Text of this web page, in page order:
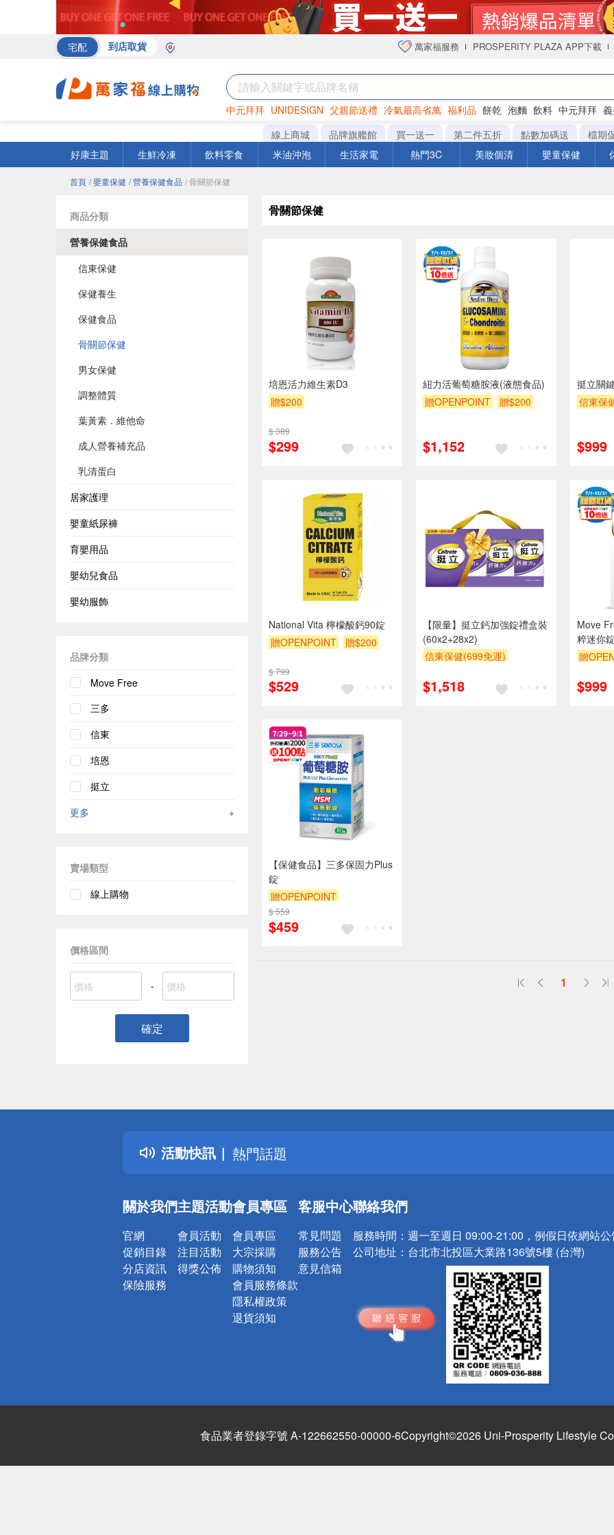
宅配 到店取貨 萬家福服務 PROSPERITY PLAZA APP下載
中元拜拜 UNIDESIGN 父親節送禮 冷氣最高省萬 福利品 餅乾 泡麵 飲料 中元拜拜
巧克力 罐頭 衛生紙
線上商城 品牌旗艦館 買一送一 第二件五折 點數加碼送
檔期
好康主題
生鮮冷凍 飲料零食 米油沖泡 生活家電 熱門3C 美妝個清 嬰童保健
首頁 / 嬰童保健 / 營養保健食品 / 骨關節保健
商品分類
營養保健食品
信東保健
保健養生
保健食品
骨關節保健
男女保健
調整體質
葉黃素．維他命
成人營養補充品
乳清蛋白
居家護理
嬰童紙尿褲
育嬰用品
嬰幼兒食品
嬰幼服飾
品牌分類
Move Free
三多
信東
培恩
挺立
更多
+
賣場類型
線上購物
價格區間
-
確定
骨關節保健
培恩活力維生素D3
贈$200
$ 389
$299
紐力活葡萄糖胺液(液態食品)
贈OPENPOINT
贈$200
$1,152
挺立關
信東保
$999
National Vita 檸檬酸鈣90錠
贈OPENPOINT
贈$200
$ 799
$529
【限量】挺立鈣加強錠禮盒裝
(60x2+28x2)
信東保健(699免運)
$1,518
Move
粹迷你
贈
$999
【保健食品】三多保固力Plus
錠
贈OPENPOINT
贈OPENPOINT
$ 559
$459
1
活動快訊
詐騙網頁！請小心！
得獎公告
熱門話題
銀行優惠
詐騙網頁！請小心！
關於我們
官網
促銷目錄
分店資訊
保險服務
主題活動
會員活動
注目活動
得獎公佈
會員專區
會員專區
大宗採購
購物須知
會員服務條款
隱私權政策
退貨須知
客服中心
常見問題
服務公告
意見信箱
聯絡我們
服務時間： 週一至週日 09:00-21:00，例假日依網站
公司地址： 台北市北投區大業路136號5樓 (台灣)
食品業者登錄字號 A-122662550-00000-6Copyright©2026 Uni-Prosperity Lifestyle